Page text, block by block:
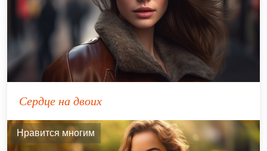
Сердце на двоих
Нравится многим